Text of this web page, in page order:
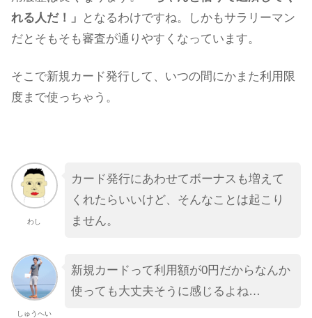
れる人だ！」
となるわけですね。しかもサラリーマン
だとそもそも審査が通りやすくなっています。
そこで新規カード発行して、いつの間にかまた利用限
度まで使っちゃう。
わし
カード発行にあわせてボーナスも増えて
くれたらいいけど、そんなことは起こり
ません。
しゅうへい
新規カードって利用額が0円だからなんか
使っても大丈夫そうに感じるよね…